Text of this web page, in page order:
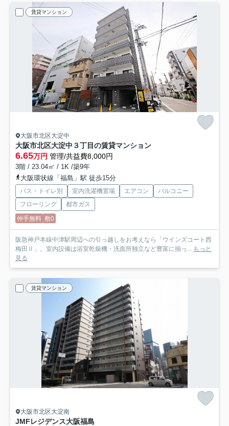
賃貸マンション
大阪市北区大淀中
大阪市北区大淀中３丁目の賃貸マンション
6.65万円 管理/共益費8,000円
3階 / 23.04㎡ / 1K /築9年
大阪環状線「福島」駅 徒歩15分
バス・トイレ別 室内洗濯機置場 エアコン
バルコニー
フローリング
都市ガス
仲手無料 敷0
阪急神戸本線中津駅周辺への引っ越しをお考えなら「ウインズコート西
梅田Ⅱ」。室内設備は浴室乾燥機・洗面所独立など豊富に揃っ... もっと
見る
賃貸マンション
大阪市北区大淀南
JMFレジデンス大阪福島